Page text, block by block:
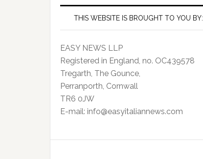
THIS WEBSITE IS BROUGHT TO YOU BY:
EASY NEWS LLP
Registered in England, no. OC439578
Tregarth, The Gounce,
Perranporth, Cornwall
TR6 0JW
E-mail: info@easyitaliannews.com